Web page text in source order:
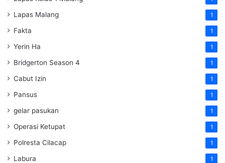
Lapas Malang 1
Fakta 1
Yerin Ha 1
Bridgerton Season 4 1
Cabut Izin 1
Pansus 1
gelar pasukan 1
Operasi Ketupat 1
Polresta Cilacap 1
Labura 1